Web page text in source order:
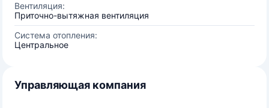
Вентиляция:
Приточно-вытяжная вентиляция
Система отопления:
Центральное
Управляющая компания